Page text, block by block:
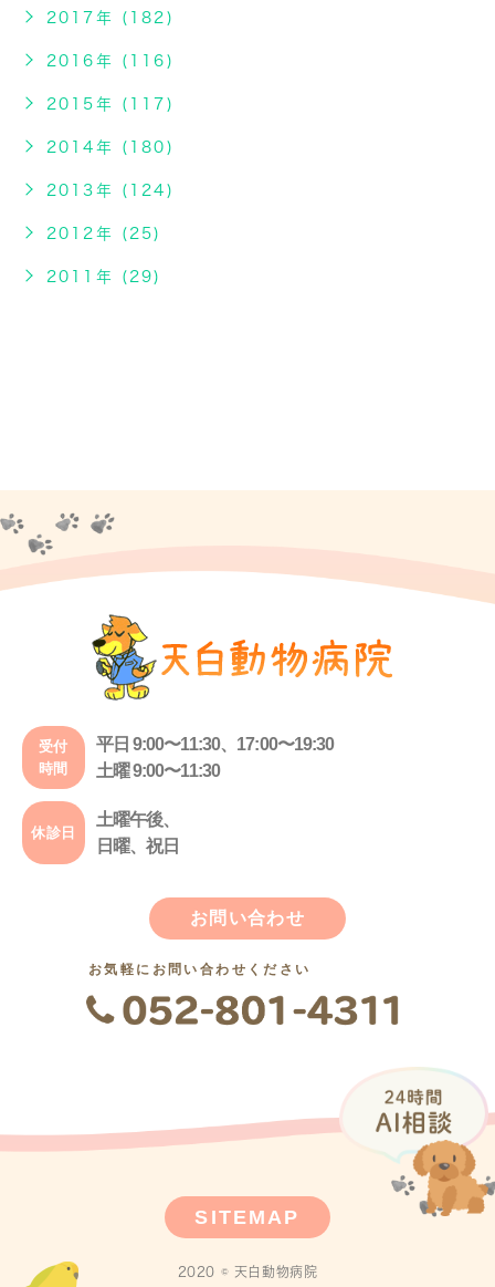
2017年 (182)
2016年 (116)
2015年 (117)
2014年 (180)
2013年 (124)
2012年 (25)
2011年 (29)
受付
時間
平日 9:00〜11:30、17:00〜19:30
土曜 9:00〜11:30
休診日
土曜午後、
日曜、祝日
お問い合わせ
お気軽にお問い合わせください
SITEMAP
2020 © 天白動物病院